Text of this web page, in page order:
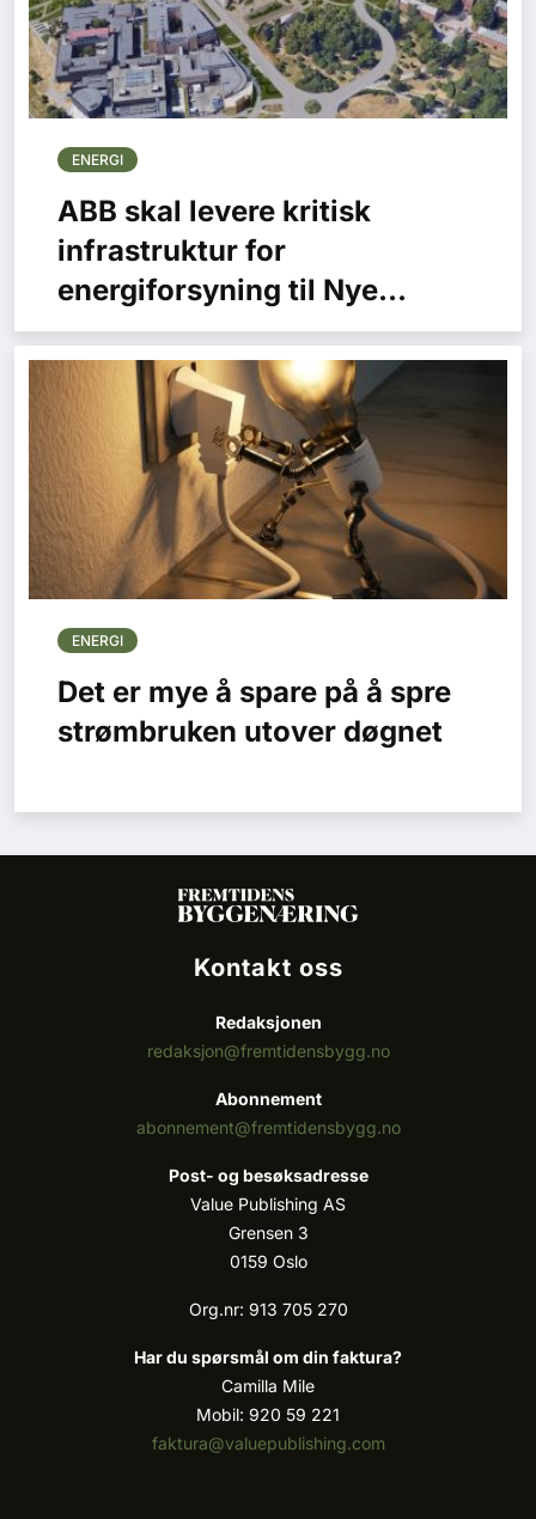
ENERGI
ABB skal levere kritisk
infrastruktur for
energiforsyning til Nye
Rikshospitalet
ENERGI
Det er mye å spare på å spre
strømbruken utover døgnet
Kontakt oss
Redaksjonen
redaksjon@fremtidensbygg.no
Abonnement
abonnement@fremtidensbygg.no
Post- og besøksadresse
Value Publishing AS
Grensen 3
0159 Oslo
Org.nr: 913 705 270
Har du spørsmål om din faktura?
Camilla Mile
Mobil: 920 59 221
faktura@valuepublishing.com